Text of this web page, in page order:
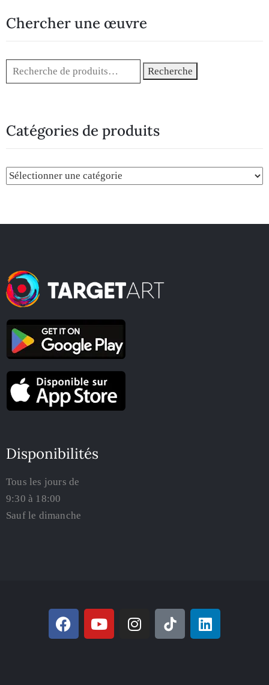
Chercher une œuvre
Recherche
Catégories de produits
Disponibilités
Tous les jours de
9:30 à 18:00
Sauf le dimanche